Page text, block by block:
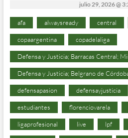
julio 29, 2026 @
afa alwaysready central
copaargentina copadelaliga
Defensa y Justicia; Barracas Central;
Defensa y Justicia; Belgrano de
defensapasion defensayjusticia
estudiantes florenciovarela
ligaprofesional live lpf